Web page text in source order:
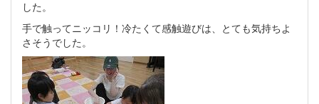
した。
手で触ってニッコリ！冷たくて感触遊びは、とても気持ちよ
さそうでした。